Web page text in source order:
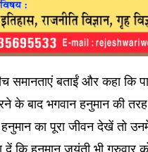
बताईं और कहा कि
बाद भगवान हनुमान की तरह
का पूरा जीवन देखें तो
हनुमान जयंती भी गुरुवार